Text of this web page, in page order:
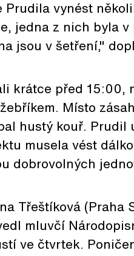
vynést
jedna z nich byla
jsou v šetření,"
krátce před 15:00,
Místo
hustý kouř. Prudil
musela vést
dobrovolných
Třeštíková (Praha
mluvčí
ve čtvrtek.